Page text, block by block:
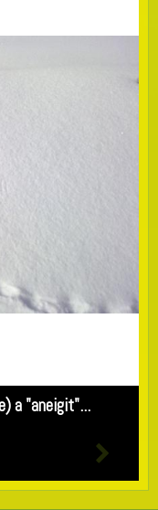
a "aneigit"...